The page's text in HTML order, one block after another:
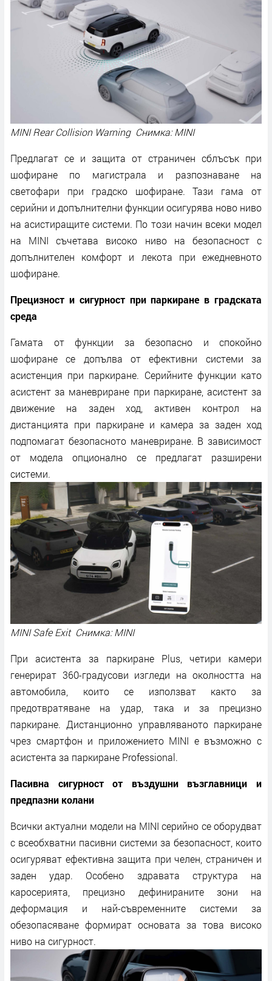
MINI Rear Collision Warning Снимка: MINI
Предлагат се и защита от страничен сблъсък при
шофиране по магистрала и разпознаване на
светофари при градско шофиране. Тази гама от
серийни и допълнителни функции осигурява ново ниво
на асистиращите системи. По този начин всеки модел
на MINI съчетава високо ниво на безопасност с
допълнителен комфорт и лекота при ежедневното
шофиране.
Прецизност и сигурност при паркиране в градската
среда
Гамата от функции за безопасно и спокойно
шофиране се допълва от ефективни системи за
асистенция при паркиране. Серийните функции като
асистент за маневриране при паркиране, асистент за
движение на заден ход, активен контрол на
дистанцията при паркиране и камера за заден ход
подпомагат безопасното маневриране. В зависимост
от модела опционално се предлагат разширени
системи.
MINI Safe Exit Снимка: MINI
При асистента за паркиране Plus, четири камери
генерират 360-градусови изгледи на околността на
автомобила, които се използват както за
предотвратяване на удар, така и за прецизно
паркиране. Дистанционно управляваното паркиране
чрез смартфон и приложението MINI е възможно с
асистента за паркиране Professional.
Пасивна сигурност от въздушни възглавници и
предпазни колани
Всички актуални модели на MINI серийно се оборудват
с всеобхватни пасивни системи за безопасност, които
осигуряват ефективна защита при челен, страничен и
заден удар. Особено здравата структура на
каросерията, прецизно дефинираните зони на
деформация и най-съвременните системи за
обезопасяване формират основата за това високо
ниво на сигурност.